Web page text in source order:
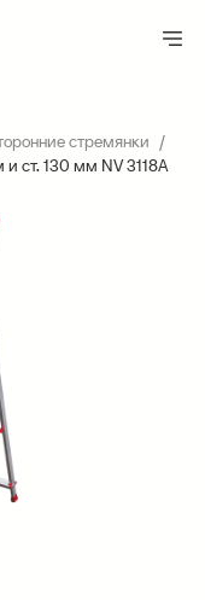
стремянки
ст. 130 мм NV 3118А